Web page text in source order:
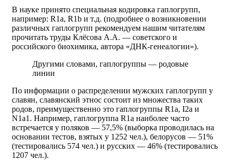
В науке принято специальная кодировка гаплогрупп,
например: R1a, R1b и т.д. (подробнее о возникновении
различных гаплогрупп рекомендуем нашим читателям
прочитать труды Клёсова А.А. — советского и
российского биохимика, автора «ДНК-генеалогии»).
Другими словами, гаплогруппы — родовые
линии
По информации о распределении мужских гаплогрупп у
славян, славянский этнос состоит из множества таких
родов, преимущественно это гаплогруппы R1a, I2a и
N1a1. Например, гаплогруппа R1a наиболее часто
встречается у поляков — 57,5% (выборка проводилась на
основании тестов, взятых у 1252 чел.), белорусов — 51%
(тестировались 574 чел.) и русских — 46% (тестировались
1207 чел.).